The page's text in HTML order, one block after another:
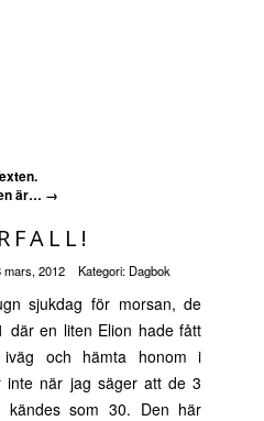
är… →
mars, 2012 Kategori: Dagbok
sjukdag för morsan, de
där en liten Elion hade fått
och hämta honom i
inte när jag säger att de 3
kändes som 30. Den här